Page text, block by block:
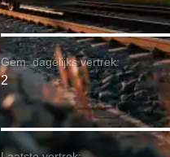
Gem. dagelijks vertrek:
2